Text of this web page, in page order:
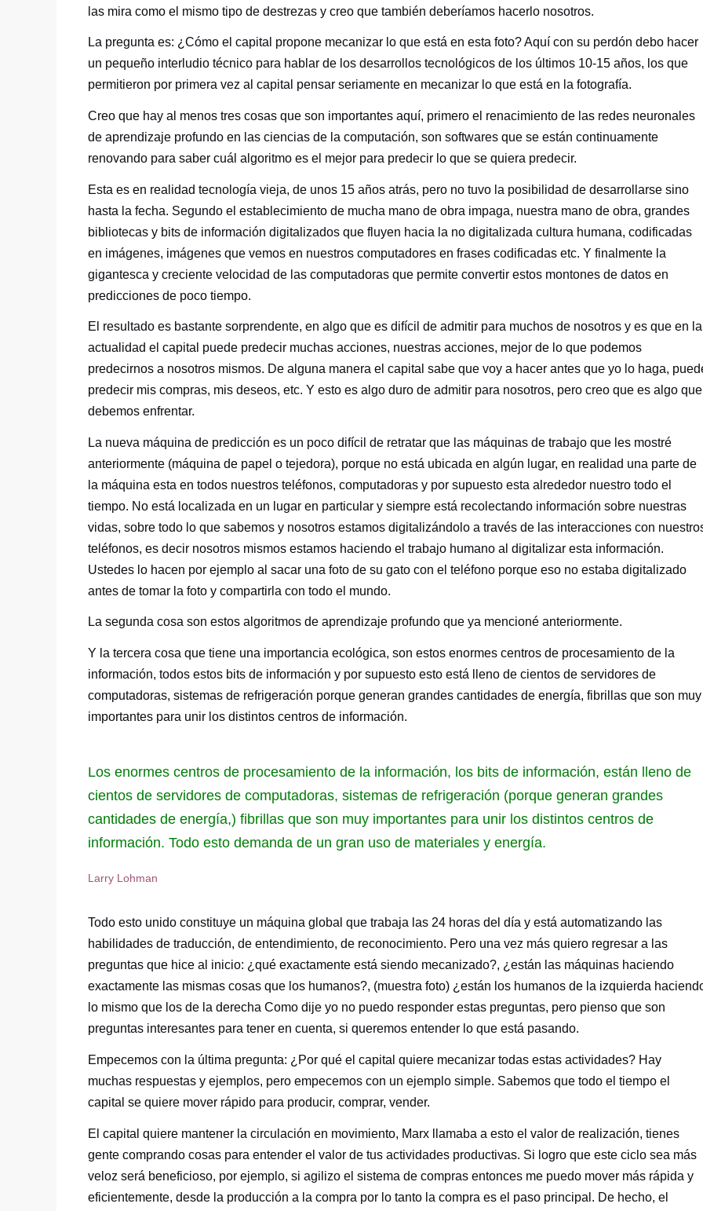
las mira como el mismo tipo de destrezas y creo que también deberíamos hacerlo nosotros.
La pregunta es: ¿Cómo el capital propone mecanizar lo que está en esta foto? Aquí con su perdón debo hacer
un pequeño interludio técnico para hablar de los desarrollos tecnológicos de los últimos 10-15 años, los que
permitieron por primera vez al capital pensar seriamente en mecanizar lo que está en la fotografía.
Creo que hay al menos tres cosas que son importantes aquí, primero el renacimiento de las redes neuronales
de aprendizaje profundo en las ciencias de la computación, son softwares que se están continuamente
renovando para saber cuál algoritmo es el mejor para predecir lo que se quiera predecir.
Esta es en realidad tecnología vieja, de unos 15 años atrás, pero no tuvo la posibilidad de desarrollarse sino
hasta la fecha. Segundo el establecimiento de mucha mano de obra impaga, nuestra mano de obra, grandes
bibliotecas y bits de información digitalizados que fluyen hacia la no digitalizada cultura humana, codificadas
en imágenes, imágenes que vemos en nuestros computadores en frases codificadas etc. Y finalmente la
gigantesca y creciente velocidad de las computadoras que permite convertir estos montones de datos en
predicciones de poco tiempo.
El resultado es bastante sorprendente, en algo que es difícil de admitir para muchos de nosotros y es que en la
actualidad el capital puede predecir muchas acciones, nuestras acciones, mejor de lo que podemos
predecirnos a nosotros mismos. De alguna manera el capital sabe que voy a hacer antes que yo lo haga,
predecir mis compras, mis deseos, etc. Y esto es algo duro de admitir para nosotros, pero creo que es algo que
debemos enfrentar.
La nueva máquina de predicción es un poco difícil de retratar que las máquinas de trabajo que les mostré
anteriormente (máquina de papel o tejedora), porque no está ubicada en algún lugar, en realidad una parte de
la máquina esta en todos nuestros teléfonos, computadoras y por supuesto esta alrededor nuestro todo el
tiempo. No está localizada en un lugar en particular y siempre está recolectando información sobre nuestras
vidas, sobre todo lo que sabemos y nosotros estamos digitalizándolo a través de las interacciones con
teléfonos, es decir nosotros mismos estamos haciendo el trabajo humano al digitalizar esta información.
Ustedes lo hacen por ejemplo al sacar una foto de su gato con el teléfono porque eso no estaba digitalizado
antes de tomar la foto y compartirla con todo el mundo.
La segunda cosa son estos algoritmos de aprendizaje profundo que ya mencioné anteriormente.
Y la tercera cosa que tiene una importancia ecológica, son estos enormes centros de procesamiento de la
información, todos estos bits de información y por supuesto esto está lleno de cientos de servidores de
computadoras, sistemas de refrigeración porque generan grandes cantidades de energía, fibrillas que son muy
importantes para unir los distintos centros de información.
Los enormes centros de procesamiento de la información, los bits de información, están lleno de
cientos de servidores de computadoras, sistemas de refrigeración (porque generan grandes
cantidades de energía,) fibrillas que son muy importantes para unir los distintos centros de
información. Todo esto demanda de un gran uso de materiales y energía.
Larry Lohman
Todo esto unido constituye un máquina global que trabaja las 24 horas del día y está automatizando las
habilidades de traducción, de entendimiento, de reconocimiento. Pero una vez más quiero regresar a las
preguntas que hice al inicio: ¿qué exactamente está siendo mecanizado?, ¿están las máquinas haciendo
exactamente las mismas cosas que los humanos?, (muestra foto) ¿están los humanos de la izquierda
lo mismo que los de la derecha Como dije yo no puedo responder estas preguntas, pero pienso que son
preguntas interesantes para tener en cuenta, si queremos entender lo que está pasando.
Empecemos con la última pregunta: ¿Por qué el capital quiere mecanizar todas estas actividades? Hay
muchas respuestas y ejemplos, pero empecemos con un ejemplo simple. Sabemos que todo el tiempo el
capital se quiere mover rápido para producir, comprar, vender.
El capital quiere mantener la circulación en movimiento, Marx llamaba a esto el valor de realización, tienes
gente comprando cosas para entender el valor de tus actividades productivas. Si logro que este ciclo sea más
veloz será beneficioso, por ejemplo, si agilizo el sistema de compras entonces me puedo mover más rápida y
eficientemente, desde la producción a la compra por lo tanto la compra es el paso principal. De hecho, el